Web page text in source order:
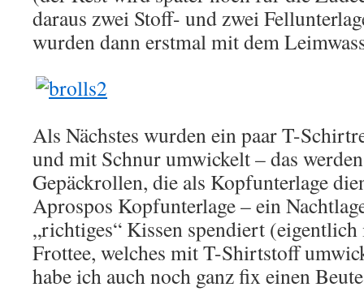
daraus zwei Stoff- und zwei
wurden dann erstmal mit dem
Als Nächstes wurden ein paar T-
und mit Schnur umwickelt – das
Gepäckrollen, die als Kopfunterlage
Aprospos Kopfunterlage – ein
„richtiges“ Kissen spendiert
Frottee, welches mit T-Shirtstoff
habe ich auch noch ganz fix einen